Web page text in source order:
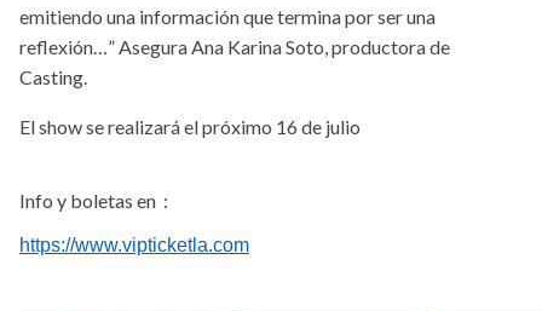
emitiendo una información que termina por ser una
reflexión…” Asegura Ana Karina Soto, productora de
Casting.
El show se realizará el próximo 16 de julio
Info y boletas en :
https://www.vipticketla.com